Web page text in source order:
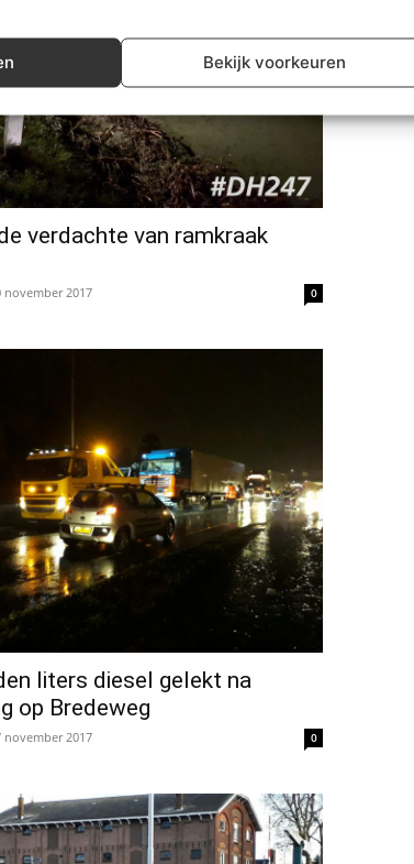
Bekijk voorkeuren
verdachte van ramkraak
november 2017 0
liters diesel gelekt na
op Bredeweg
november 2017 0